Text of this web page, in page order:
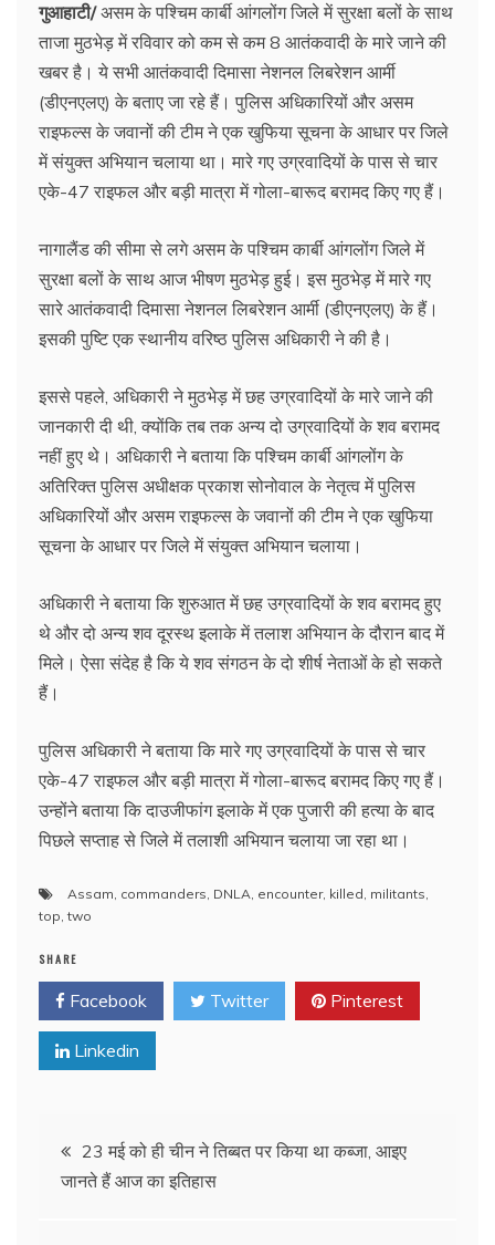
गुआहाटी/असम के पश्चिम कार्बी आंगलोंग जिले में सुरक्षा बलों के साथ
ताजा मुठभेड़ में रविवार को कम से कम 8 आतंकवादी के मारे जाने की
खबर है। ये सभी आतंकवादी दिमासा नेशनल लिबरेशन आर्मी
(डीएनएलए) के बताए जा रहे हैं। पुलिस अधिकारियों और असम
राइफल्स के जवानों की टीम ने एक खुफिया सूचना के आधार पर जिले
में संयुक्त अभियान चलाया था। मारे गए उग्रवादियों के पास से चार
एके-47 राइफल और बड़ी मात्रा में गोला-बारूद बरामद किए गए हैं।
नागालैंड की सीमा से लगे असम के पश्चिम कार्बी आंगलोंग जिले में
सुरक्षा बलों के साथ आज भीषण मुठभेड़ हुई। इस मुठभेड़ में मारे गए
सारे आतंकवादी दिमासा नेशनल लिबरेशन आर्मी (डीएनएलए) के हैं।
इसकी पुष्टि एक स्थानीय वरिष्ठ पुलिस अधिकारी ने की है।
इससे पहले, अधिकारी ने मुठभेड़ में छह उग्रवादियों के मारे जाने की
जानकारी दी थी, क्योंकि तब तक अन्य दो उग्रवादियों के शव बरामद
नहीं हुए थे। अधिकारी ने बताया कि पश्चिम कार्बी आंगलोंग के
अतिरिक्त पुलिस अधीक्षक प्रकाश सोनोवाल के नेतृत्व में पुलिस
अधिकारियों और असम राइफल्स के जवानों की टीम ने एक खुफिया
सूचना के आधार पर जिले में संयुक्त अभियान चलाया।
अधिकारी ने बताया कि शुरुआत में छह उग्रवादियों के शव बरामद हुए
थे और दो अन्य शव दूरस्थ इलाके में तलाश अभियान के दौरान बाद में
मिले। ऐसा संदेह है कि ये शव संगठन के दो शीर्ष नेताओं के हो सकते
हैं।
पुलिस अधिकारी ने बताया कि मारे गए उग्रवादियों के पास से चार
एके-47 राइफल और बड़ी मात्रा में गोला-बारूद बरामद किए गए हैं।
उन्होंने बताया कि दाउजीफांग इलाके में एक पुजारी की हत्या के बाद
पिछले सप्ताह से जिले में तलाशी अभियान चलाया जा रहा था।
Assam, commanders, DNLA, encounter, killed, militants,
top,two
SHARE
Facebook Twitter Pinterest
Linkedin
Post
navigation
23 मई को ही चीन ने तिब्बत पर किया था कब्जा, आइए
जानते हैं आज का इतिहास